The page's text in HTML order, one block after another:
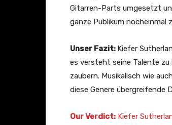
Gitarren-Parts umgesetzt
ganze Publikum nocheinmal
Unser Fazit: Kiefer
es versteht seine Talente zu
zaubern. Musikalisch wie
diese Genere übergreifende
Our Verdict: Kiefer